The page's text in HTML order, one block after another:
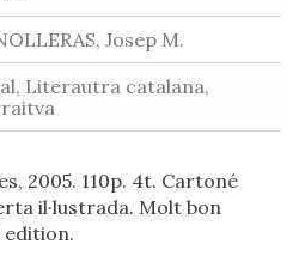
Josep M.
Literautra catalana,
2005. 110p. 4t. Cartoné
il·lustrada. Molt bon
edition.